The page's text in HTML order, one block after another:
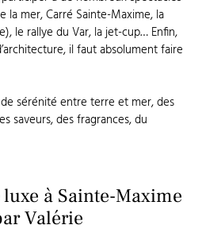
la mer, Carré Sainte-Maxime, la
le rallye du Var, la jet-cup… Enfin,
il faut absolument faire
sérénité entre terre et mer, des
saveurs, des fragrances, du
à Sainte-Maxime
Valérie